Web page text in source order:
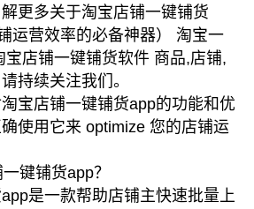
更多关于淘宝店铺一键铺货
运营效率的必备神器） 淘宝一
店铺一键铺货软件 商品,店铺,
持续关注我们。
宝店铺一键铺货app的功能和优
使用它来 optimize 您的店铺运
键铺货app？
是一款帮助店铺主快速批量上